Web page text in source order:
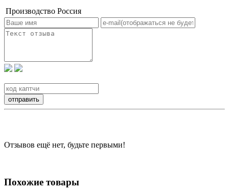
Производство Россия
Отзывов ещё нет, будьте первыми!
Похожие товары